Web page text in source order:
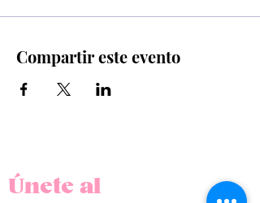
Compartir este evento
Únete al